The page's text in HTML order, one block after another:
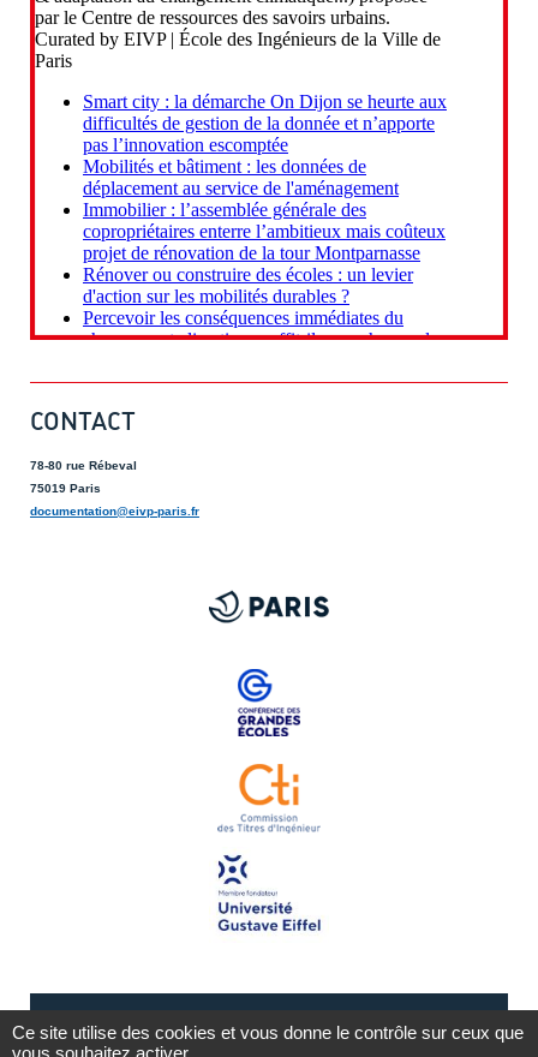
CONTACT
78-80 rue Rébeval
75019 Paris
documentation@eivp-paris.fr
Ce site utilise des cookies et vous donne le contrôle sur ceux que
vous souhaitez activer